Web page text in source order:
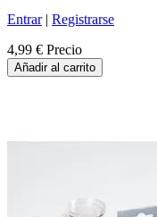
Entrar| Registrarse
4,99 € Precio
Añadir al carrito